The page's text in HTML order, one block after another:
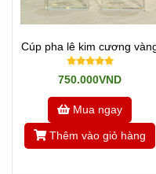
Cúp pha lê kim cương
750.000VND
Mua ngay
Thêm vào giỏ hàng